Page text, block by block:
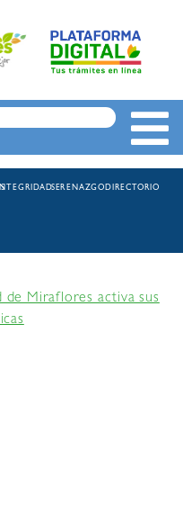
SERENAZGODIRECTORIO
de Miraflores activa sus